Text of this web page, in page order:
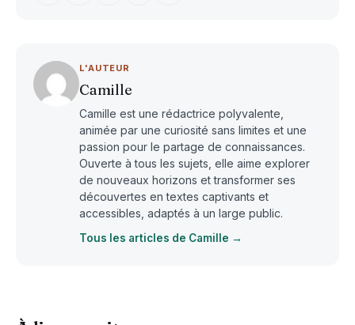
L'AUTEUR
Camille
Camille est une rédactrice polyvalente,
animée par une curiosité sans limites et une
passion pour le partage de connaissances.
Ouverte à tous les sujets, elle aime explorer
de nouveaux horizons et transformer ses
découvertes en textes captivants et
accessibles, adaptés à un large public.
Tous les articles de Camille →